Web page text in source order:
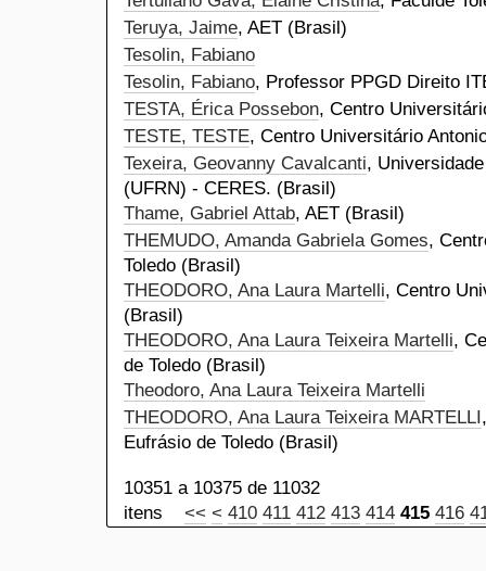
Teruya, Jaime, AET (Brasil)
Tesolin, Fabiano
Tesolin, Fabiano, Professor PPGD Direito
TESTA, Érica Possebon, Centro
TESTE, TESTE, Centro Universitário
Texeira, Geovanny Cavalcanti,
(UFRN) - CERES. (Brasil)
Thame, Gabriel Attab, AET (Brasil)
THEMUDO, Amanda Gabriela Gomes,
Toledo (Brasil)
THEODORO, Ana Laura Martelli, Centro
(Brasil)
THEODORO, Ana Laura Teixeira Martelli,
de Toledo (Brasil)
Theodoro, Ana Laura Teixeira Martelli
THEODORO, Ana Laura Teixeira MARTELLI
Eufrásio de Toledo (Brasil)
10351 a 10375 de 11032
itens << < 410 411 412 413 414 415 416